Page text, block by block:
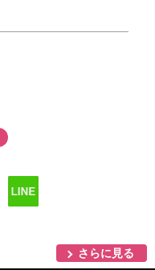
さらに見る